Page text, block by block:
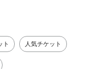
ト 人気チケット